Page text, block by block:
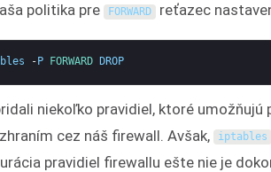
politika pre FORWARD reťazec
-P FORWARD DROP
niekoľko pravidiel, ktoré
cez náš firewall. Avšak,
iptables
pravidiel firewallu ešte nie je